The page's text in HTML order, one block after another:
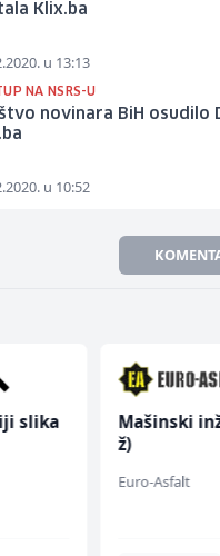
Klix.ba
u 13:13
NA NSRS-U
novinara BiH
u 10:52
slika
Mašinski
ž)
Euro-Asfalt